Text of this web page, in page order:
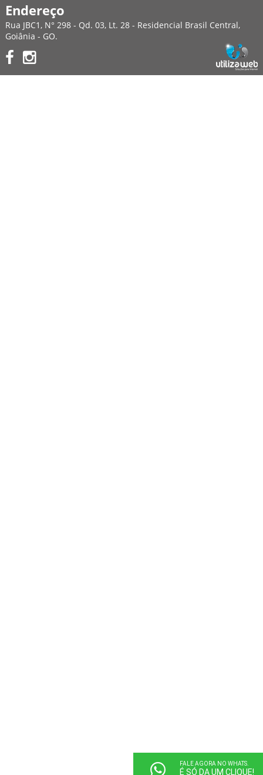
Endereço
Rua JBC1, N° 298 - Qd. 03, Lt. 28 - Residencial Brasil Central,
Goiânia - GO.
FALE AGORA NO WHATS.
É SÓ DA UM CLIQUE!